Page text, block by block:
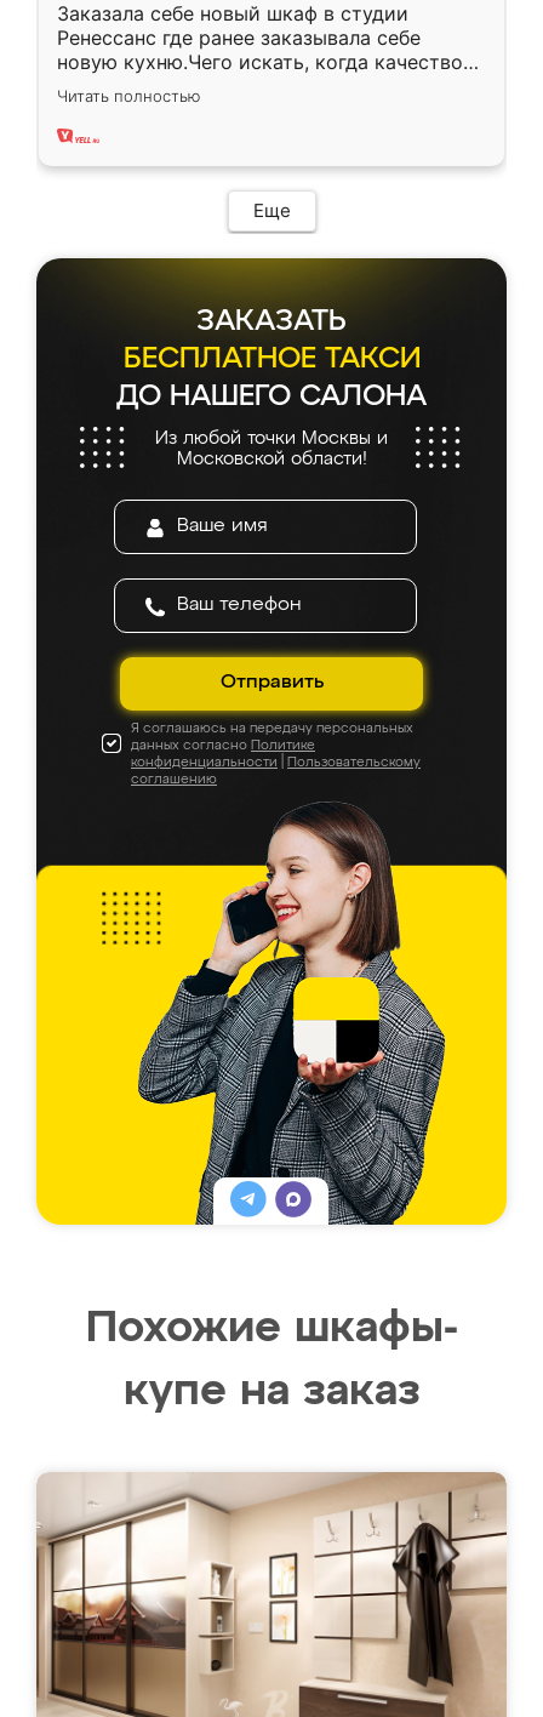
Заказала себе новый шкаф в студии
Ренессанс где ранее заказывала себе
новую кухню.Чего искать, когда качеством
вполне довольна. Служит кухня уже почти
два года, нареканий нет.
Читать полностью
Еще
ЗАКАЗАТЬ
БЕСПЛАТНОЕ ТАКСИ
ДО НАШЕГО САЛОНА
Из любой точки Москвы и
Московской области!
Отправить
Я соглашаюсь на передачу персональных
данных согласно Политике
конфиденциальности
Пользовательскому
соглашению
Похожие шкафы-
купе на заказ